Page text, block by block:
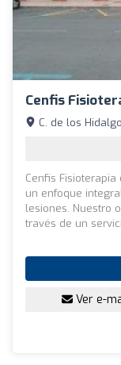
Cenfis
C. de los
Cenfis
un enfoque
lesiones. Nuestro
través de un
Ver e-